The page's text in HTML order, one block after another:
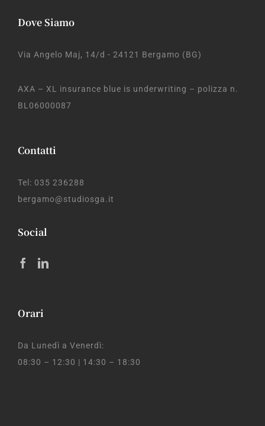
Dove Siamo
Via Angelo Maj, 14/d - 24121 Bergamo (BG)
AXA – XL insurance blue is underwriting – polizza n.
BL06000087
Contatti
Tel: 035 236288
bergamo@studiosga.it
Social
Orari
Da Lunedì a Venerdì:
08:30 – 12:30 | 14:30 – 18:30